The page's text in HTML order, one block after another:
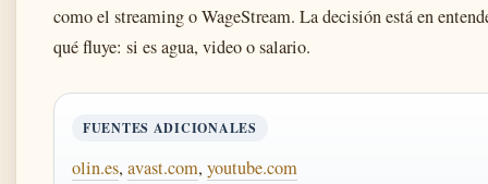
como el streaming o WageStream. La decisión está en
qué fluye: si es agua, video o salario.
FUENTES ADICIONALES
olin.es, avast.com, youtube.com